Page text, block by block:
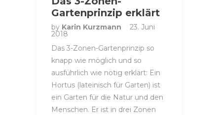
Gartenprinzip erklärt
by Karin Kurzmann 23. Juni
2018
Das 3-Zonen-Gartenprinzip so
knapp wie möglich und so
ausführlich wie nötig erklärt: Ein
Hortus (lateinisch für Garten) ist
ein Garten für die Natur und den
Menschen. Er ist in drei Zonen